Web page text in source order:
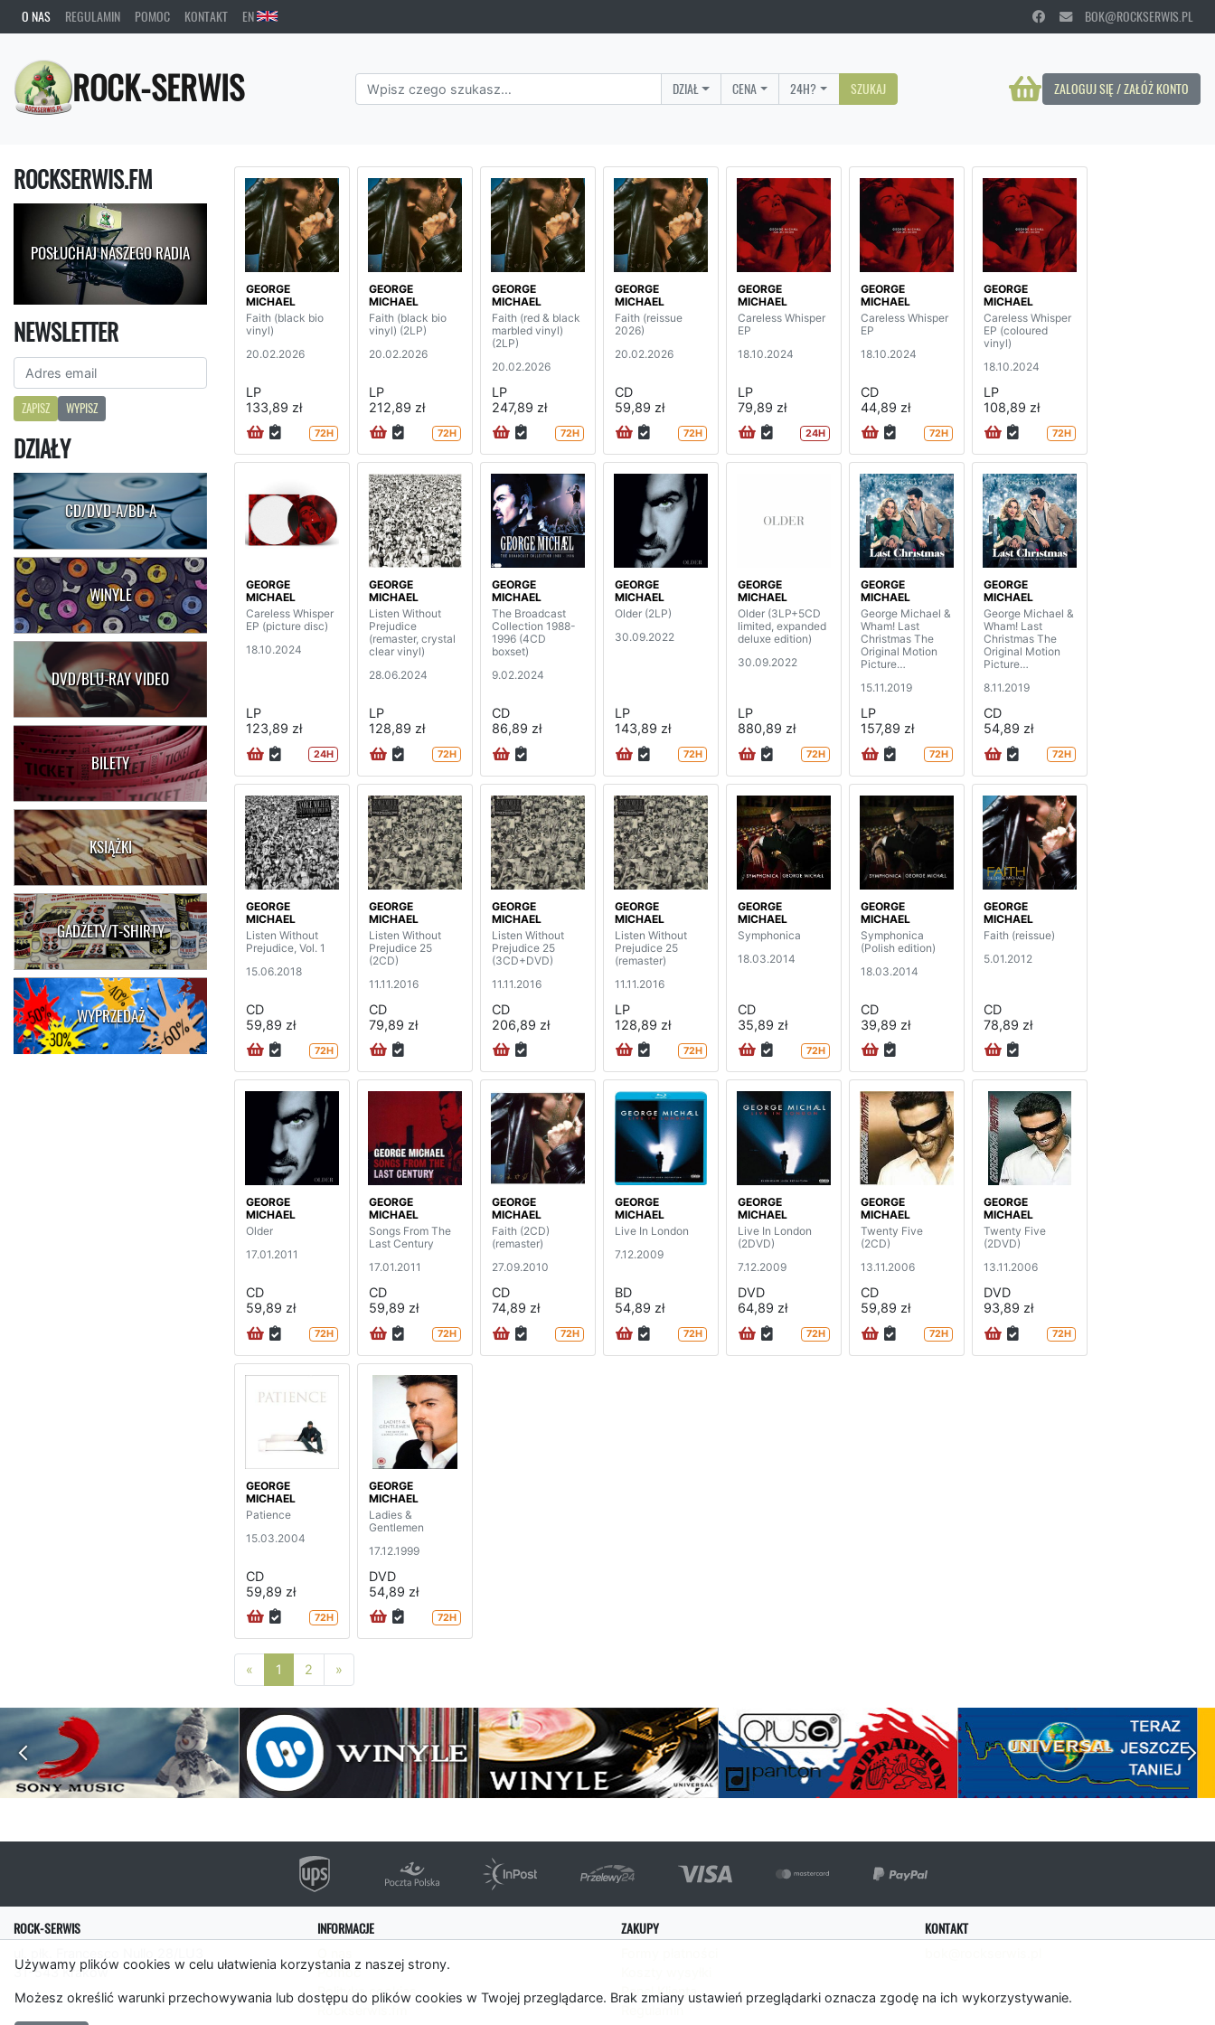
Używamy plików cookies w celu ułatwienia korzystania z naszej strony.
Możesz określić warunki przechowywania lub dostępu do plików cookies w Twojej przeglądarce. Brak zmiany ustawień przeglądarki oznacza zgodę na ich wykorzystywanie.
O NAS REGULAMIN POMOC KONTAKT EN BOK@ROCKSERWIS.PL
ROCK-SERWIS ZALOGUJ SIĘ / ZAŁÓŻ KONTO
DZIAŁ CENA 24H? SZUKAJ
ROCKSERWIS.FM
POSŁUCHAJ NASZEGO RADIA
NEWSLETTER
ZAPISZ WYPISZ
DZIAŁY
CD/DVD-A/BD-A
WINYLE
DVD/BLU-RAY VIDEO
BILETY
KSIĄŻKI
GADŻETY/T-SHIRTY
WYPRZEDAŻ
GEORGE
MICHAEL
Faith (black bio
vinyl)
20.02.2026
LP
133,89 zł
72H
GEORGE
MICHAEL
Faith (black bio
vinyl) (2LP)
20.02.2026
LP
212,89 zł
72H
GEORGE
MICHAEL
Faith (red & black
marbled vinyl)
(2LP)
20.02.2026
LP
247,89 zł
72H
GEORGE
MICHAEL
Faith (reissue
2026)
20.02.2026
CD
59,89 zł
72H
GEORGE
MICHAEL
Careless Whisper
EP
18.10.2024
LP
79,89 zł
24H
GEORGE
MICHAEL
Careless Whisper
EP
18.10.2024
CD
44,89 zł
72H
GEORGE
MICHAEL
Careless Whisper
EP (coloured
vinyl)
18.10.2024
LP
108,89 zł
72H
GEORGE
MICHAEL
Careless Whisper
EP (picture disc)
18.10.2024
LP
123,89 zł
24H
GEORGE
MICHAEL
Listen Without
Prejudice
(remaster, crystal
clear vinyl)
28.06.2024
LP
128,89 zł
72H
GEORGE
MICHAEL
The Broadcast
Collection 1988-
1996 (4CD
boxset)
9.02.2024
CD
86,89 zł
GEORGE
MICHAEL
Older (2LP)
30.09.2022
LP
143,89 zł
72H
GEORGE
MICHAEL
Older (3LP+5CD
limited, expanded
deluxe edition)
30.09.2022
LP
880,89 zł
72H
GEORGE
MICHAEL
George Michael &
Wham! Last
Christmas The
Original Motion
Picture
15.11.2019
LP
157,89 zł
72H
GEORGE
MICHAEL
George Michael &
Wham! Last
Christmas The
Original Motion
Picture
8.11.2019
CD
54,89 zł
72H
GEORGE
MICHAEL
Listen Without
Prejudice, Vol. 1
15.06.2018
CD
59,89 zł
72H
GEORGE
MICHAEL
Listen Without
Prejudice 25
(2CD)
11.11.2016
CD
79,89 zł
GEORGE
MICHAEL
Listen Without
Prejudice 25
(3CD+DVD)
11.11.2016
CD
206,89 zł
GEORGE
MICHAEL
Listen Without
Prejudice 25
(remaster)
11.11.2016
LP
128,89 zł
72H
GEORGE
MICHAEL
Symphonica
18.03.2014
CD
35,89 zł
72H
GEORGE
MICHAEL
Symphonica
(Polish edition)
18.03.2014
CD
39,89 zł
GEORGE
MICHAEL
Faith (reissue)
5.01.2012
CD
78,89 zł
GEORGE
MICHAEL
Older
17.01.2011
CD
59,89 zł
72H
GEORGE
MICHAEL
Songs From The
Last Century
17.01.2011
CD
59,89 zł
72H
GEORGE
MICHAEL
Faith (2CD)
(remaster)
27.09.2010
CD
74,89 zł
72H
GEORGE
MICHAEL
Live In London
7.12.2009
BD
54,89 zł
72H
GEORGE
MICHAEL
Live In London
(2DVD)
7.12.2009
DVD
64,89 zł
72H
GEORGE
MICHAEL
Twenty Five
(2CD)
13.11.2006
CD
59,89 zł
72H
GEORGE
MICHAEL
Twenty Five
(2DVD)
13.11.2006
DVD
93,89 zł
72H
GEORGE
MICHAEL
Patience
15.03.2004
CD
59,89 zł
72H
GEORGE
MICHAEL
Ladies &
Gentlemen
17.12.1999
DVD
54,89 zł
72H
« Poprzednia strona
1 2 »
ROCK-SERWIS
31-543 Kraków
INFORMACJE
Pomoc
Polityka cookies
ZAKUPY
Panel Klienta
KONTAKT